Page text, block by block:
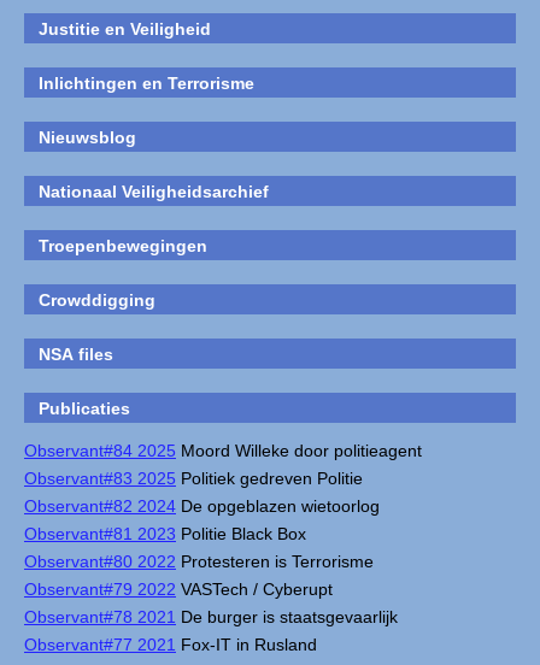
Justitie en Veiligheid
Inlichtingen en Terrorisme
Nieuwsblog
Nationaal Veiligheidsarchief
Troepenbewegingen
Crowddigging
NSA files
Publicaties
Observant#84 2025 Moord Willeke door politieagent
Observant#83 2025 Politiek gedreven Politie
Observant#82 2024 De opgeblazen wietoorlog
Observant#81 2023 Politie Black Box
Observant#80 2022 Protesteren is Terrorisme
Observant#79 2022 VASTech / Cyberupt
Observant#78 2021 De burger is staatsgevaarlijk
Observant#77 2021 Fox-IT in Rusland